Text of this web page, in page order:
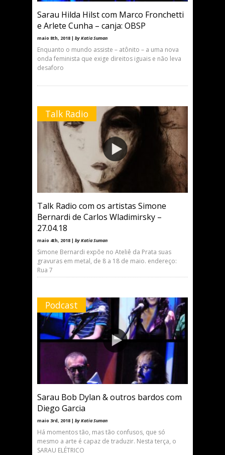
Sarau Hilda Hilst com Marco Fronchetti
e Arlete Cunha – canja: OBSP
maio 8th, 2018 | by Katia Suman
Enquanto o mundo assiste – atônito – a uma nova
onda feminista que exige direitos iguais e não leva
desaforo
Talk Radio
Talk Radio com os artistas Simone
Bernardi de Carlos Wladimirsky –
27.04.18
maio 4th, 2018 | by Katia Suman
Simone Bernardi expõe no Ateliê da Prata suas
gravuras em metal, de 8 a 18 de maio. endereço:
Rua 7
Podcast
Sarau Bob Dylan & outros bardos com
Diego Garcia
maio 3rd, 2018 | by Katia Suman
Há momentos tão, mas tão confusos, que só
mesmo a arte é capaz de traduzir. Nesta terça, o
SARAU ELÉTRICO